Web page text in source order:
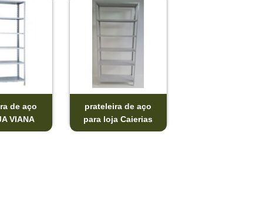
de aço
VIANA
prateleira de aço
para loja Caierias